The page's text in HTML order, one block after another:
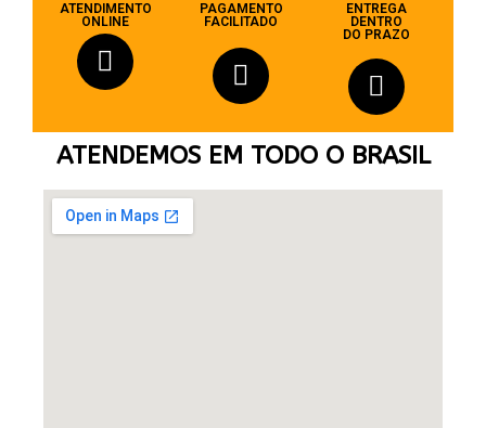
ATENDIMENTO
ONLINE
PAGAMENTO
FACILITADO
ENTREGA
DENTRO
DO PRAZO
ATENDEMOS EM TODO O BRASIL